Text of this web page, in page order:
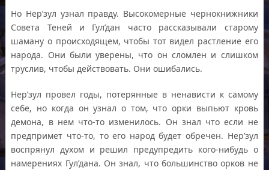
Но Нер’зул узнал правду. Высокомерные чернокнижники
Совета Теней и Гул’дан часто рассказывали старому
шаману о происходящем, чтобы тот видел растление его
народа. Они были уверены, что он сломлен и слишком
труслив, чтобы действовать. Они ошибались.
Нер’зул провел годы, потерянные в ненависти к самому
себе, но когда он узнал о том, что орки выпьют кровь
демона, в нем что-то изменилось. Он знал что если не
предпримет что-то, то его народ будет обречен. Нер’зул
воспрянул духом и решил предупредить кого-нибудь о
намерениях Гул’дана. Он знал, что большинство орков не